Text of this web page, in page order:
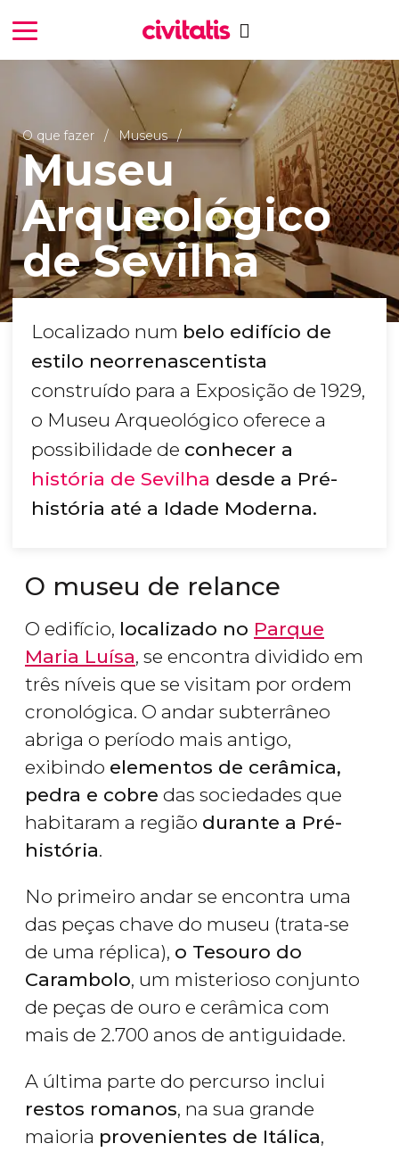
O que fazer Museus
Museu
Arqueológico
de Sevilha
Localizado num belo edifício de
estilo neorrenascentista
construído para a Exposição de 1929,
o Museu Arqueológico oferece a
possibilidade de conhecer a
história de Sevilha desde a Pré-
história até a Idade Moderna.
O museu de relance
O edifício, localizado no Parque
Maria Luísa, se encontra dividido em
três níveis que se visitam por ordem
cronológica. O andar subterrâneo
abriga o período mais antigo,
exibindo elementos de cerâmica,
pedra e cobre das sociedades que
habitaram a região durante a Pré-
história.
No primeiro andar se encontra uma
das peças chave do museu (trata-se
de uma réplica), o Tesouro do
Carambolo, um misterioso conjunto
de peças de ouro e cerâmica com
mais de 2.700 anos de antiguidade.
A última parte do percurso inclui
restos romanos, na sua grande
maioria provenientes de Itálica,